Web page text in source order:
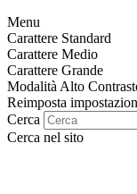
Menu
Carattere Standard
Carattere Medio
Carattere Grande
Modalità Alto
Reimposta
Cerca
Cerca nel sito